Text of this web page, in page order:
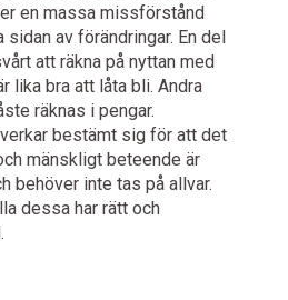
en massa missförstånd
av förändringar. En del
att räkna på nyttan med
lika bra att låta bli. Andra
räknas i pengar.
bestämt sig för att det
mänskligt beteende är
behöver inte tas på allvar.
dessa har rätt och